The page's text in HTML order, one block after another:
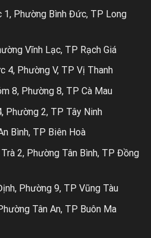
1, Phường Bình Đức, TP Long
Vĩnh Lạc, TP Rạch Giá
4, Phường V, TP Vị Thanh
8, Phường 8, TP Cà Mau
Phường 2, TP Tây Ninh
Bình, TP Biên Hoà
2, Phường Tân Bình, TP Đồng
Phường 9, TP Vũng Tàu
Tân An, TP Buôn Ma